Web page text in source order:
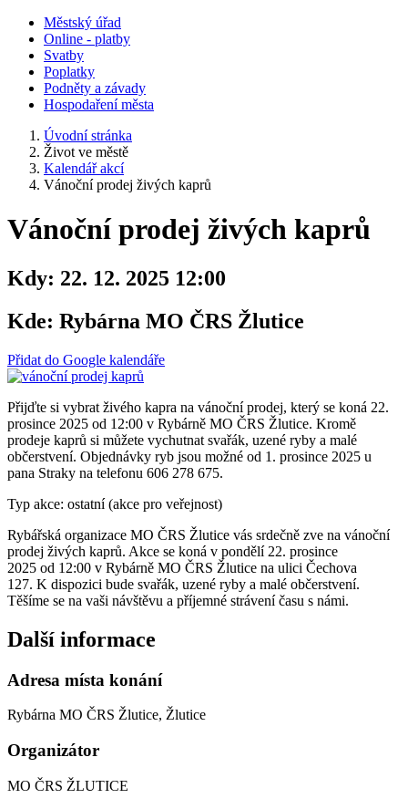
Městský úřad
Online - platby
Svatby
Poplatky
Podněty a závady
Hospodaření města
Úvodní stránka
Život ve městě
Kalendář akcí
Vánoční prodej živých kaprů
Vánoční prodej živých kaprů
Kdy: 22. 12. 2025 12:00
Kde: Rybárna MO ČRS Žlutice
Přidat do Google kalendáře
Přijďte si vybrat živého kapra na vánoční prodej, který se koná 22.
prosince 2025 od 12:00 v Rybárně MO ČRS Žlutice. Kromě
prodeje kaprů si můžete vychutnat svařák, uzené ryby a malé
občerstvení. Objednávky ryb jsou možné od 1. prosince 2025 u
pana Straky na telefonu 606 278 675.
Typ akce: ostatní (akce pro veřejnost)
Rybářská organizace MO ČRS Žlutice vás srdečně zve na vánoční
prodej živých kaprů. Akce se koná v pondělí 22. prosince
2025 od 12:00 v Rybárně MO ČRS Žlutice na ulici Čechova
127. K dispozici bude svařák, uzené ryby a malé občerstvení.
Těšíme se na vaši návštěvu a příjemné strávení času s námi.
Další informace
Adresa místa konání
Rybárna MO ČRS Žlutice, Žlutice
Organizátor
MO ČRS ŽLUTICE